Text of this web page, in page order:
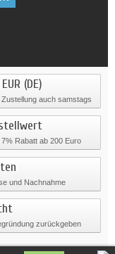
(DE)
auch samstags
Rabatt ab 200 Euro
und Nachnahme
zurückgeben